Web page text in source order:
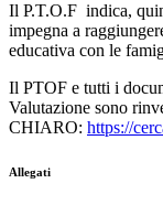
Il P.T.O.F indica,
impegna a
educativa con le
Il PTOF e tutti i
Valutazione sono
CHIARO: https://
Allegati